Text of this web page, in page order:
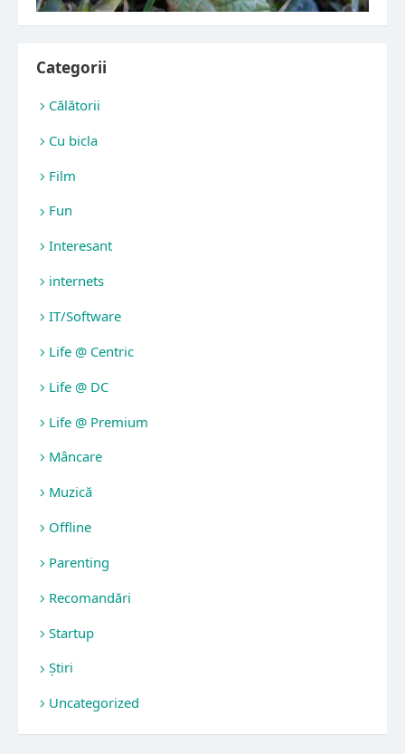
Categorii
Călătorii
Cu bicla
Film
Fun
Interesant
internets
IT/Software
Life @ Centric
Life @ DC
Life @ Premium
Mâncare
Muzică
Offline
Parenting
Recomandări
Startup
Știri
Uncategorized